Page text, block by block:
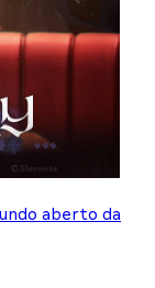
aberto da